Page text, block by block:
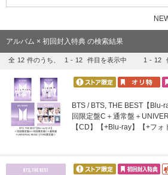
アルバム × 初回封入特典 の検索結果
全 12 件のうち、 1 - 12 件目を表示中 1 - 12
BTS / BTS, THE BEST【Blu-
回限定盤C＋通常盤＋
【CD】【+Blu-ray】【+フォ